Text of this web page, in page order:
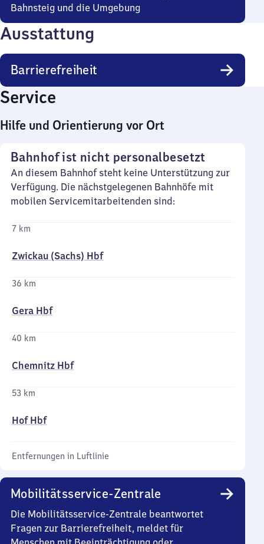
Bahnsteig und die Umgebung
Ausstattung
Barrierefreiheit
Service
Hilfe und Orientierung vor Ort
Bahnhof ist nicht personalbesetzt
An diesem Bahnhof steht keine Unterstützung zur
Verfügung. Die nächstgelegenen Bahnhöfe mit
mobilen Servicemitarbeitenden sind:
7 km
Zwickau (Sachs) Hbf
36 km
Gera Hbf
40 km
Chemnitz Hbf
53 km
Hof Hbf
Entfernungen in Luftlinie
Mobilitätsservice-Zentrale
Die Mobilitätsservice-Zentrale beantwortet
Fragen zur Barrierefreiheit, meldet für